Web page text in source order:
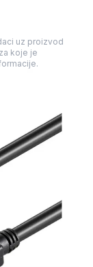
uz proizvod
koje je